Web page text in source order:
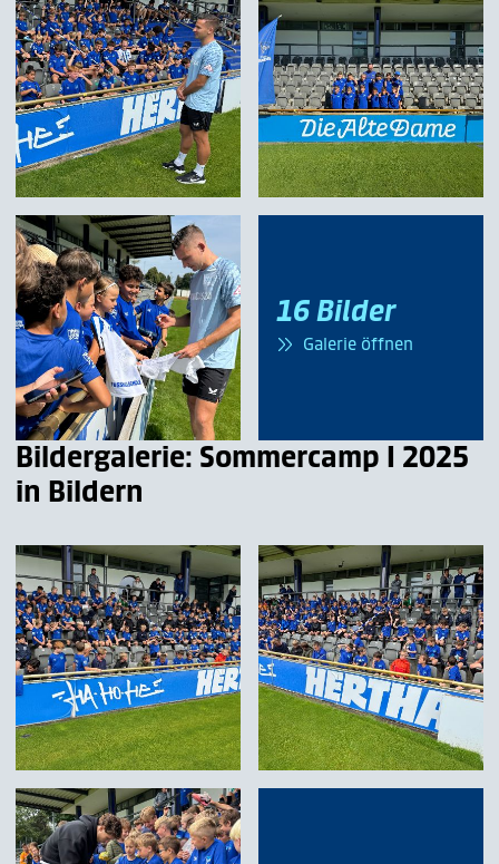
16 Bilder
Galerie öffnen
Bildergalerie: Sommercamp I 2025
in Bildern